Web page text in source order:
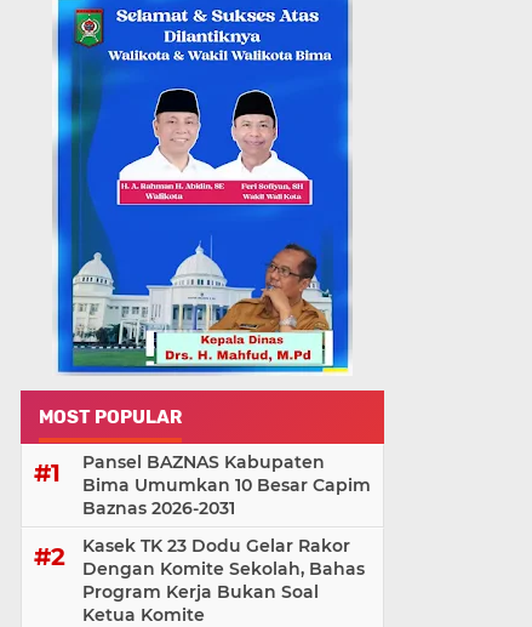
MOST POPULAR
Pansel BAZNAS Kabupaten
Bima Umumkan 10 Besar Capim
Baznas 2026-2031
Kasek TK 23 Dodu Gelar Rakor
Dengan Komite Sekolah, Bahas
Program Kerja Bukan Soal
Ketua Komite